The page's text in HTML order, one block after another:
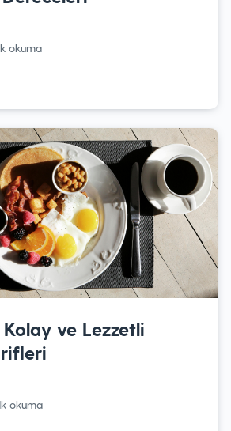
okuma
ve Lezzetli
okuma